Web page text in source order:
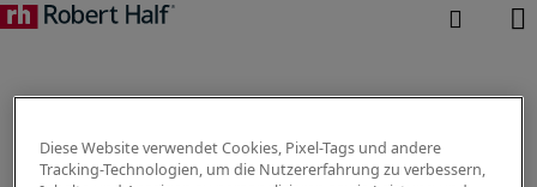
Diese Website verwendet Cookies, Pixel-Tags und andere
Tracking-Technologien, um die Nutzererfahrung zu verbessern,